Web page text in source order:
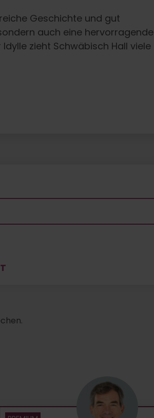
Geschichte und gut
auch eine hervorragende
zieht Schwäbisch Hall viele